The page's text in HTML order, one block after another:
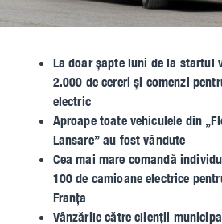
La doar șapte luni de la startul
2.000 de cereri și comenzi
electric
Aproape toate vehiculele din
Lansare” au fost vândute
Cea mai mare comandă
100 de camioane electrice
Franța
Vânzările către clienții
Parts campaigns
Oferte speciale MHS Truck Service
A.C. campaign